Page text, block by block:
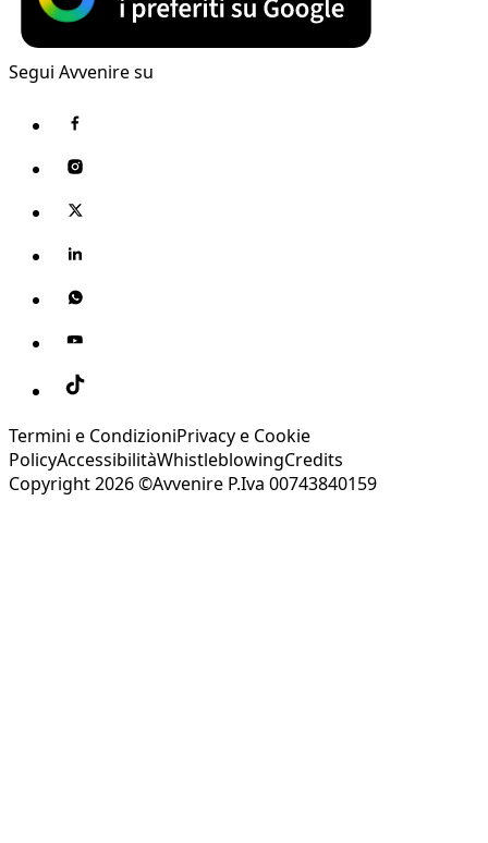
Segui Avvenire su
Termini e CondizioniPrivacy e Cookie
PolicyAccessibilitàWhistleblowingCredits
Copyright 2026 ©Avvenire P.Iva 00743840159